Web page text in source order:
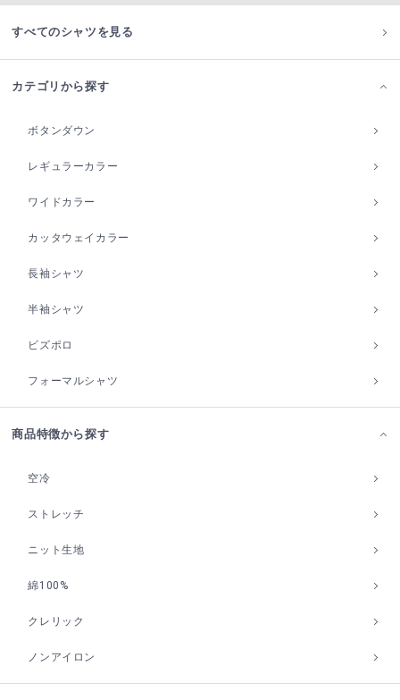
すべてのシャツを見る
カテゴリから探す
ボタンダウン
レギュラーカラー
ワイドカラー
カッタウェイカラー
長袖シャツ
半袖シャツ
ビズポロ
フォーマルシャツ
商品特徴から探す
空冷
ストレッチ
ニット生地
綿100%
クレリック
ノンアイロン